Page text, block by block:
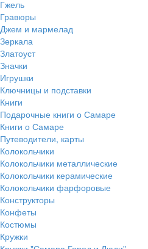
Гжель
Гравюры
Джем и мармелад
Зеркала
Златоуст
Значки
Игрушки
Ключницы и подставки
Книги
Подарочные книги о Самаре
Книги о Самаре
Путеводители, карты
Колокольчики
Колокольчики металлические
Колокольчики керамические
Колокольчики фарфоровые
Конструкторы
Конфеты
Костюмы
Кружки